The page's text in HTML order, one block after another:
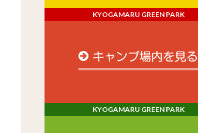
KYOGAMARU GREEN PARK
キャンプ場内を見る
KYOGAMARU GREEN PARK